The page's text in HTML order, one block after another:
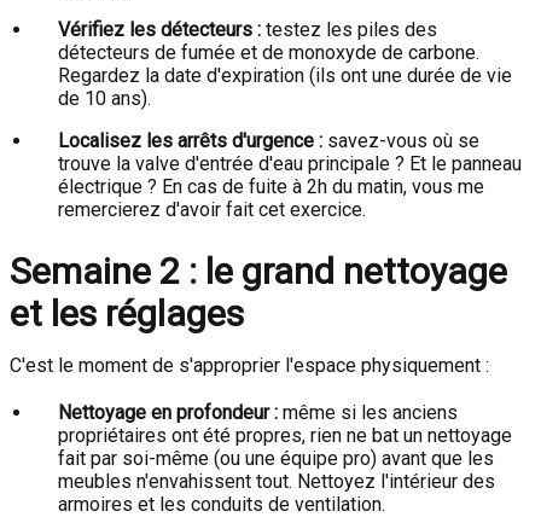
Vérifiez les détecteurs : testez les piles des
détecteurs de fumée et de monoxyde de carbone.
Regardez la date d'expiration (ils ont une durée de vie
de 10 ans).
Localisez les arrêts d'urgence : savez-vous où se
trouve la valve d'entrée d'eau principale ? Et le panneau
électrique ? En cas de fuite à 2h du matin, vous me
remercierez d'avoir fait cet exercice.
Semaine 2 : le grand nettoyage
et les réglages
C'est le moment de s'approprier l'espace physiquement :
Nettoyage en profondeur : même si les anciens
propriétaires ont été propres, rien ne bat un nettoyage
fait par soi-même (ou une équipe pro) avant que les
meubles n'envahissent tout. Nettoyez l'intérieur des
armoires et les conduits de ventilation.